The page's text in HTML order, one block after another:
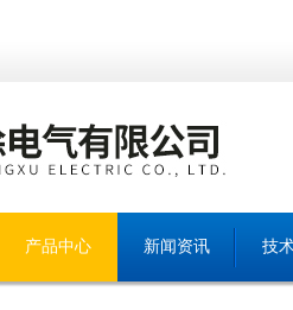
产品中心 新闻资讯 技